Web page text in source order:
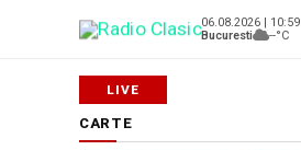
06.08.2026 | 10:59
Bucuresti
--°C
CARTE